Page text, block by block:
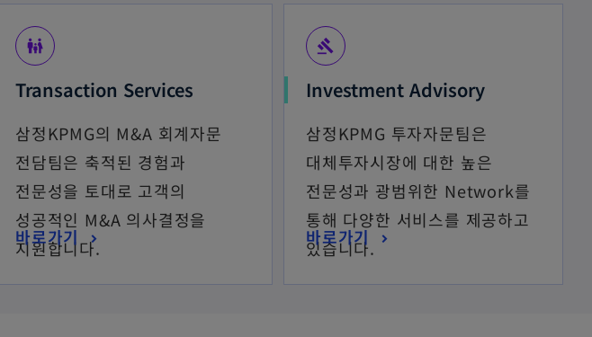
family_restroom
Transaction Services
삼정KPMG의 M&A 회계자문
전담팀은 축적된 경험과
전문성을 토대로 고객의
성공적인 M&A 의사결정을
지원합니다.
바로가기
gavel
Investment Advisory
삼정KPMG 투자자문팀은
대체투자시장에 대한 높은
전문성과 광범위한 Network를
통해 다양한 서비스를 제공하고
있습니다.
바로가기